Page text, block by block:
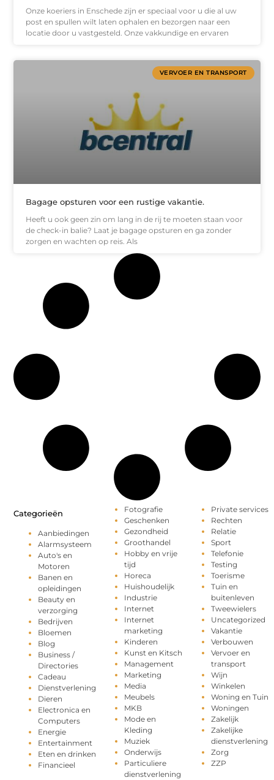
Onze koeriers in Enschede zijn er speciaal voor u die al uw
post en spullen wilt laten ophalen en bezorgen naar een
locatie door u vastgesteld. Onze vakkundige en ervaren
VERVOER EN TRANSPORT
Bagage opsturen voor een rustige vakantie.
Heeft u ook geen zin om lang in de rij te moeten staan voor
de check-in balie? Laat je bagage opsturen en ga zonder
zorgen en wachten op reis. Als
Categorieën
Aanbiedingen
Alarmsysteem
Auto's en
Motoren
Banen en
opleidingen
Beauty en
verzorging
Bedrijven
Bloemen
Blog
Business /
Directories
Cadeau
Dienstverlening
Dieren
Electronica en
Computers
Energie
Entertainment
Eten en drinken
Financieel
Fotografie
Geschenken
Gezondheid
Groothandel
Hobby en vrije
tijd
Horeca
Huishoudelijk
Industrie
Internet
Internet
marketing
Kinderen
Kunst en Kitsch
Management
Marketing
Media
Meubels
MKB
Mode en
Kleding
Muziek
Onderwijs
Particuliere
dienstverlening
Private services
Rechten
Relatie
Sport
Telefonie
Testing
Toerisme
Tuin en
buitenleven
Tweewielers
Uncategorized
Vakantie
Verbouwen
Vervoer en
transport
Wijn
Winkelen
Woning en Tuin
Woningen
Zakelijk
Zakelijke
dienstverlening
Zorg
ZZP